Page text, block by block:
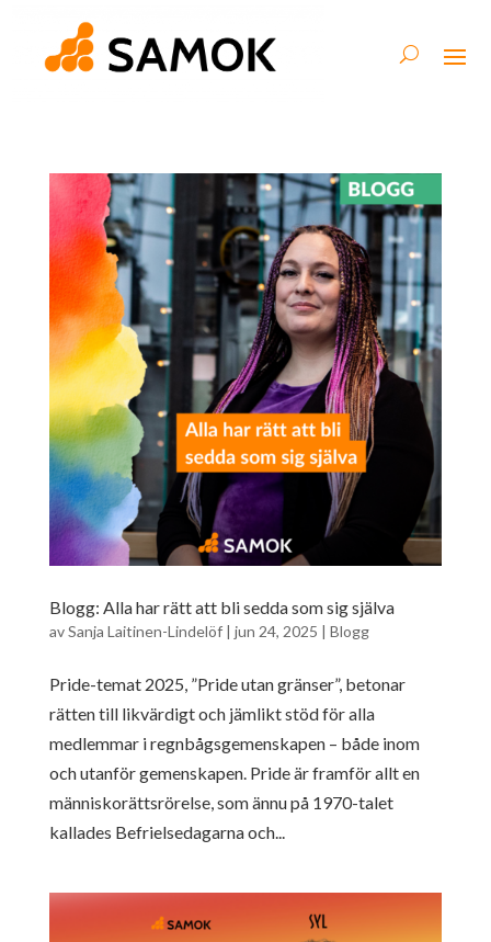
Blogg: Alla har rätt att bli sedda som sig själva
avSanja Laitinen-Lindelöf| jun 24, 2025 | Blogg
Pride-temat 2025, ”Pride utan gränser”, betonar
rätten till likvärdigt och jämlikt stöd för alla
medlemmar i regnbågsgemenskapen – både inom
och utanför gemenskapen. Pride är framför allt en
människorättsrörelse, som ännu på 1970-talet
kallades Befrielsedagarna och...